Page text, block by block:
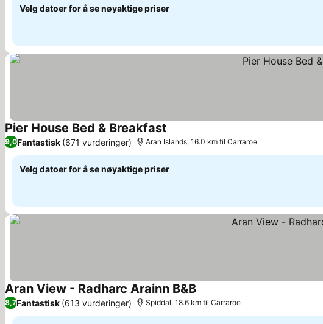
Velg datoer for å se nøyaktige priser
Pier House Bed & Breakfast
9,0Fantastisk (671 vurderinger) Aran Islands, 16.0 km til Carraroe
Velg datoer for å se nøyaktige priser
Aran View - Radharc Arainn B&BSe priser
8,7Fantastisk (613 vurderinger) Spiddal, 18.6 km til Carraroe